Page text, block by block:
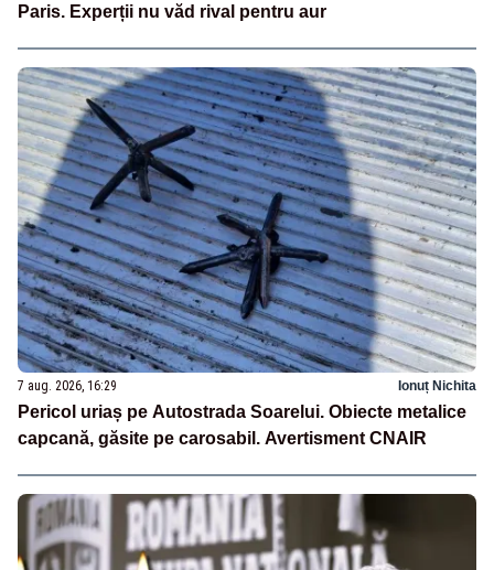
Paris. Experții nu văd rival pentru aur
7 aug. 2026, 16:29 Ionuț Nichita
Pericol uriaș pe Autostrada Soarelui. Obiecte metalice
capcană, găsite pe carosabil. Avertisment CNAIR